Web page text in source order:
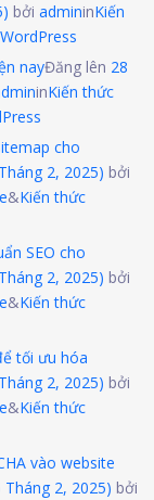
bởi admininKiến
nayĐăng lên 28
inKiến thức
cho
2, 2025) bởi
&Kiến thức
SEO cho
2, 2025) bởi
&Kiến thức
tối ưu hóa
2, 2025) bởi
&Kiến thức
vào website
Tháng 2, 2025) bởi